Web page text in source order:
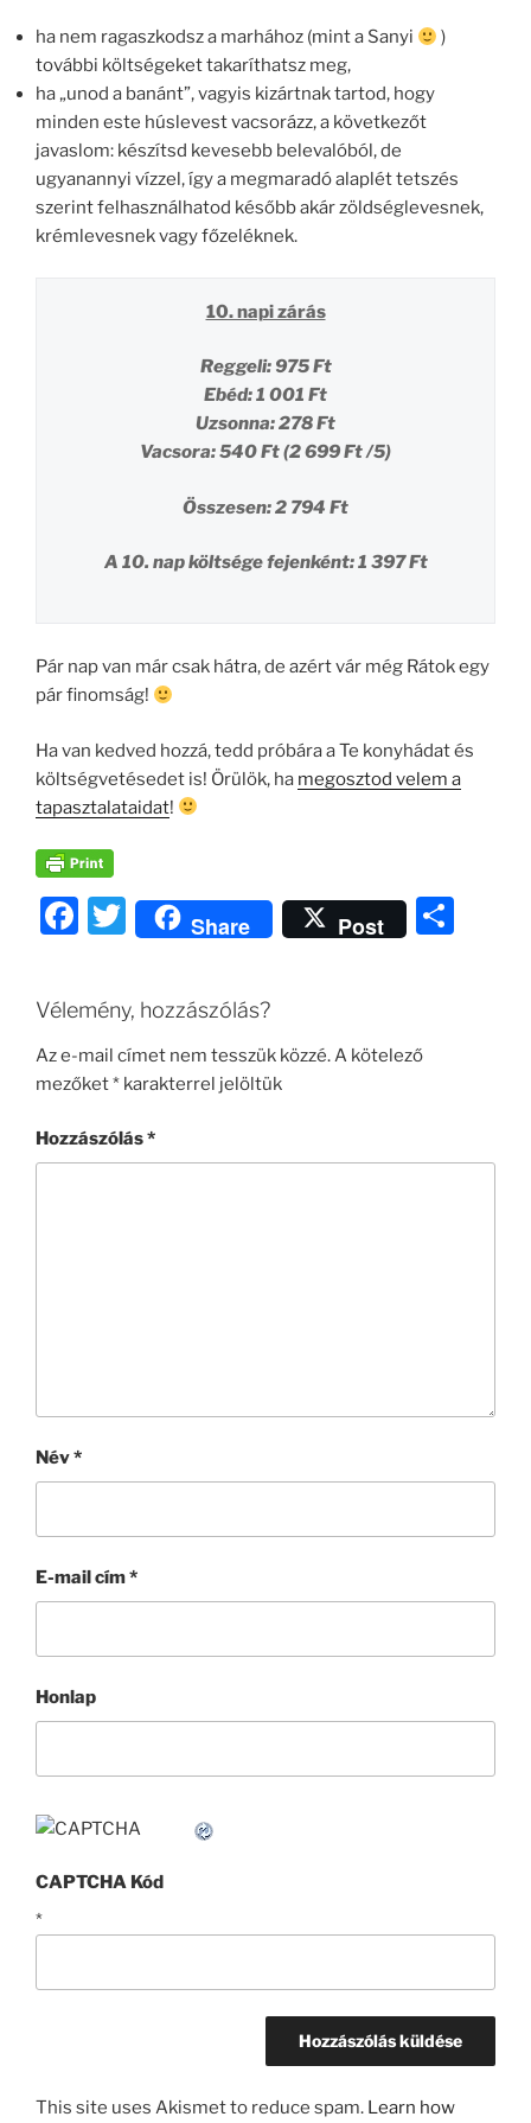
ha nem ragaszkodsz a marhához (mint a Sanyi
)
további költségeket takaríthatsz meg,
ha „unod a banánt”, vagyis kizártnak tartod, hogy
minden este húslevest vacsorázz, a következőt
javaslom: készítsd kevesebb belevalóból, de
ugyanannyi vízzel, így a megmaradó alaplét tetszés
szerint felhasználhatod később akár zöldséglevesnek,
krémlevesnek vagy főzeléknek.
10. napi zárás
Reggeli: 975 Ft
Ebéd: 1 001 Ft
Uzsonna: 278 Ft
Vacsora: 540 Ft (2 699 Ft /5)
Összesen: 2 794 Ft
A 10. nap költsége fejenként: 1 397 Ft
Pár nap van már csak hátra, de azért vár még Rátok egy
pár finomság!
Ha van kedved hozzá, tedd próbára a Te konyhádat és
költségvetésedet is! Örülök, ha megosztod velem a
tapasztalataidat!
F
e
b
o
o
T
w
itt
er
Share Post
Vélemény, hozzászólás?
Az e-mail címet nem tesszük közzé.A kötelező
mezőket* karakterrel jelöltük
Hozzászólás*
Név*
E-mail cím*
Honlap
CAPTCHA Kód
*
This site uses Akismet to reduce spam. Learn how